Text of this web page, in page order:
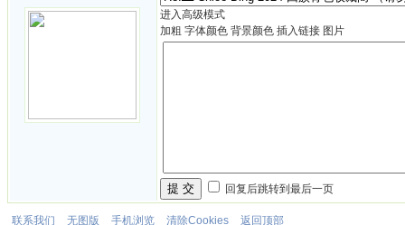
进入高级模式
加粗 字体颜色 背景颜色 插入链接 图片
提 交 回复后跳转到最后一页
联系我们 无图版 手机浏览 清除Cookies
返回顶部